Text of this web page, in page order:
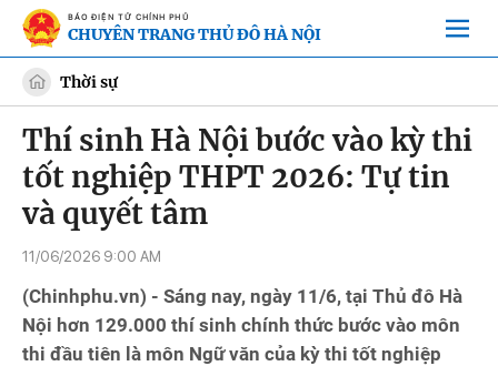
BÁO ĐIỆN TỬ CHÍNH PHỦ
CHUYÊN TRANG THỦ ĐÔ HÀ NỘI
Thời sự
Thí sinh Hà Nội bước vào kỳ thi
tốt nghiệp THPT 2026: Tự tin
và quyết tâm
11/06/2026 9:00 AM
(Chinhphu.vn) - Sáng nay, ngày 11/6, tại Thủ đô Hà
Nội hơn 129.000 thí sinh chính thức bước vào môn
thi đầu tiên là môn Ngữ văn của kỳ thi tốt nghiệp